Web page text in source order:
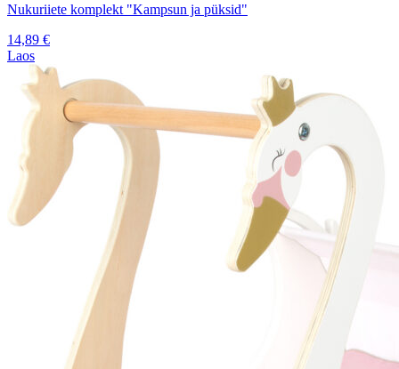
Nukuriiete komplekt "Kampsun ja püksid"
14,89 €
Laos